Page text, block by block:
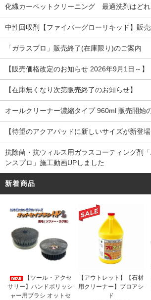
化繊カーペットクリーニング 最適洗剤はどれ
中性回収剤【ファイバーグローリキッド】販
「ガラスプロ」販売終了(在庫限り)のご案内
【販売価格改定のお知らせ 2026年9月1日～】
【在庫無くなり次第販売終了のお知らせ】
オールクリーナー濃縮タイプ 960ml 販売開始
【待望のアクアパッドに新しいサイズが新登場
抗除菌・抗ウィルス用ガラスコーティング剤
ンスプロ」施工動画UPしました
新着商品
【ツール・アクセ
サリー】ハンドポリッシ
ャー用ブラシ オットセ
【アウトレット】【石材
用クリーナー】プロアシ
ド